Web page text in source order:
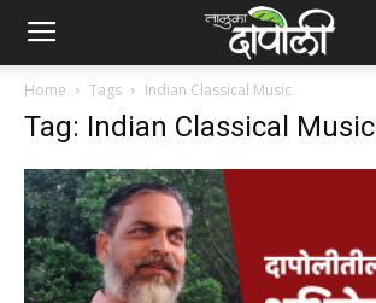
Home Tags Indian Classical Music
Tag: Indian Classical Music